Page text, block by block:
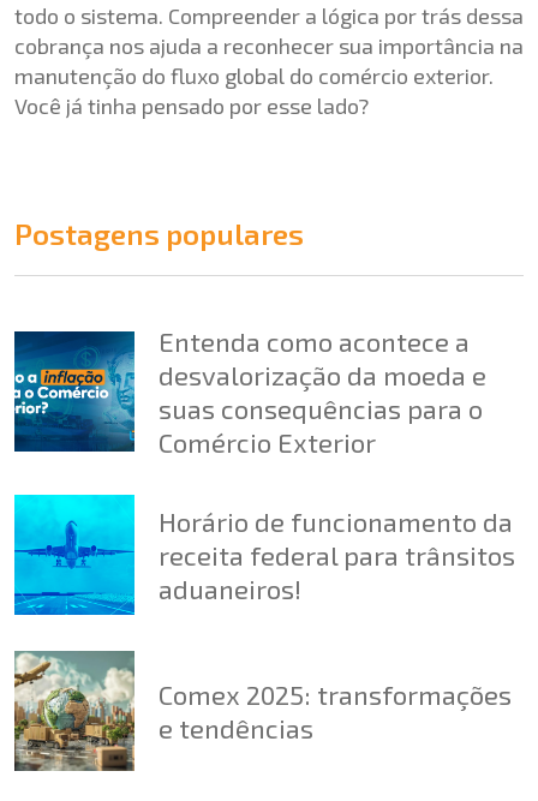
todo o sistema. Compreender a lógica por trás dessa
cobrança nos ajuda a reconhecer sua importância na
manutenção do fluxo global do comércio exterior.
Você já tinha pensado por esse lado?
Postagens populares
Entenda como acontece a
desvalorização da moeda e
suas consequências para o
Comércio Exterior
Horário de funcionamento da
receita federal para trânsitos
aduaneiros!
Comex 2025: transformações
e tendências